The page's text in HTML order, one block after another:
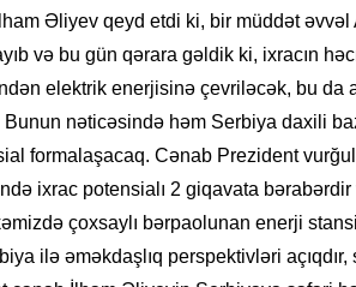
Əliyev qeyd etdi ki, bir müddət
və bu gün qərara gəldik ki, ixracın
elektrik enerjisinə çevriləcək, bu da
nəticəsində həm Serbiya daxili
formalaşacaq. Cənab Prezident
ixrac potensialı 2 giqavata
çoxsaylı bərpaolunan enerji
ilə əməkdaşlıq perspektivləri açıqdır,